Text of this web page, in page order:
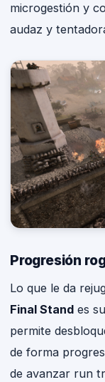
microgestión y
audaz y
Progresión
Lo que le da
Final Stand es
permite
de forma
de avanzar run